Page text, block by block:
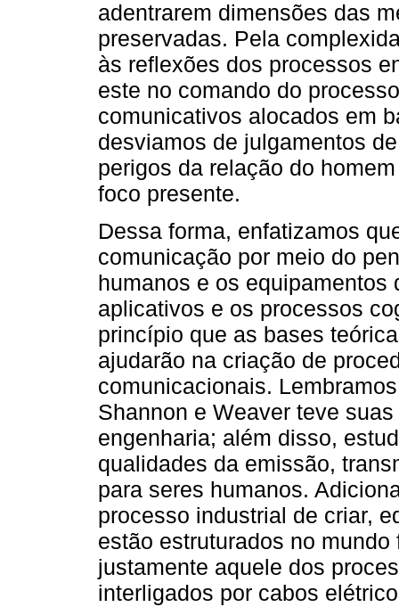
adentrarem dimensões das
preservadas. Pela
às reflexões dos processos
este no comando do
comunicativos alocados em
desviamos de julgamentos
perigos da relação do
foco presente.
Dessa forma, enfatizamos
comunicação por meio do
humanos e os
aplicativos e os processos
princípio que as bases
ajudarão na criação de
comunicacionais.
Shannon e Weaver teve
engenharia; além disso,
qualidades da emissão,
para seres humanos.
processo industrial de criar,
estão estruturados no
justamente aquele dos
interligados por cabos